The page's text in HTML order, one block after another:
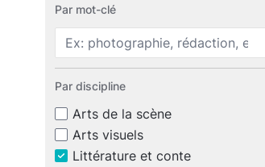
Par mot-clé
Par discipline
Arts de la scène
Arts visuels
Littérature et conte